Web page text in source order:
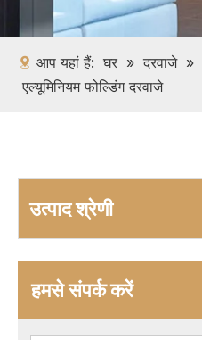
आप यहां हैं: घर » दरवाजे »
एल्यूमिनियम फोल्डिंग दरवाजे
उत्पाद श्रेणी
हमसे संपर्क करें